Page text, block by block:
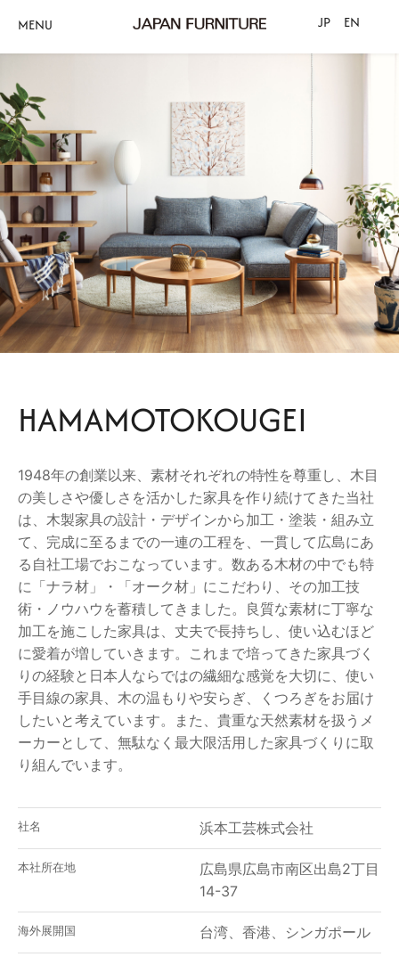
MENU JP EN
HAMAMOTOKOUGEI
1948年の創業以来、素材それぞれの特性を尊重し、木目
の美しさや優しさを活かした家具を作り続けてきた当社
は、木製家具の設計・デザインから加工・塗装・組み立
て、完成に至るまでの一連の工程を、一貫して広島にあ
る自社工場でおこなっています。数ある木材の中でも特
に「ナラ材」・「オーク材」にこだわり、その加工技
術・ノウハウを蓄積してきました。良質な素材に丁寧な
加工を施こした家具は、丈夫で長持ちし、使い込むほど
に愛着が増していきます。これまで培ってきた家具づく
りの経験と日本人ならではの繊細な感覚を大切に、使い
手目線の家具、木の温もりや安らぎ、くつろぎをお届け
したいと考えています。また、貴重な天然素材を扱うメ
ーカーとして、無駄なく最大限活用した家具づくりに取
り組んでいます。
社名 浜本工芸株式会社
本社所在地
広島県広島市南区出島2丁目
14-37
海外展開国 台湾、香港、シンガポール